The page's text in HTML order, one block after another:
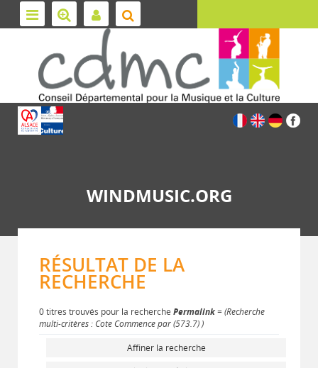
WINDMUSIC.ORG
RÉSULTAT DE LA
RECHERCHE
0 titres trouvés pour la recherche Permalink= (Recherche
multi-critères : Cote Commence par (573.7) )
Affiner la recherche